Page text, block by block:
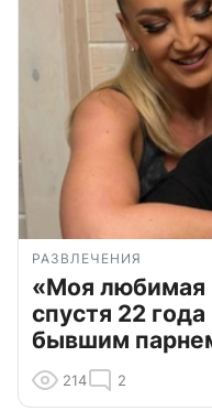
РАЗВЛЕЧЕНИЯ
«Моя любимая
спустя 22
бывшим
214 2